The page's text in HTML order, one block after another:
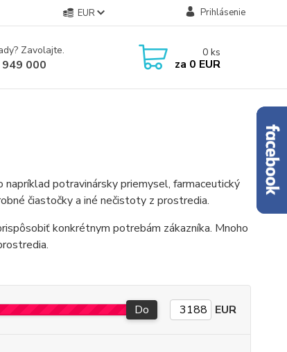
EUR Prihlásenie
Zavolajte.
000
0 ks
za 0 EUR
potravinársky priemysel, farmaceutický
čiastočky a iné nečistoty z prostredia.
konkrétnym potrebám zákazníka. Mnoho
Do EUR